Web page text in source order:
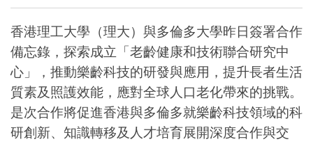
香港理工大學（理大）與多倫多大學昨日簽署合作
備忘錄，探索成立「老齡健康和技術聯合研究中
心」，推動樂齡科技的研發與應用，提升長者生活
質素及照護效能，應對全球人口老化帶來的挑戰。
是次合作將促進香港與多倫多就樂齡科技領域的科
研創新、知識轉移及人才培育展開深度合作與交